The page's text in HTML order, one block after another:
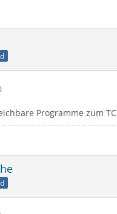
Programme zum TC